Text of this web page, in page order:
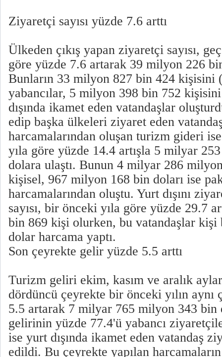
Ziyaretçi sayısı yüzde 7.6 arttı
Ülkeden çıkış yapan ziyaretçi sayısı,
göre yüzde 7.6 artarak 39 milyon 226
Bunların 33 milyon 827 bin 424 kişisini
yabancılar, 5 milyon 398 bin 752
dışında ikamet eden vatandaşlar
edip başka ülkeleri ziyaret eden
harcamalarından oluşan turizm gideri
yıla göre yüzde 14.4 artışla 5 milyar
dolara ulaştı. Bunun 4 milyar 286
kişisel, 967 milyon 168 bin doları ise
harcamalarından oluştu. Yurt dışını
sayısı, bir önceki yıla göre yüzde 29.7
bin 869 kişi olurken, bu vatandaşlar kişi
dolar harcama yaptı.
Son çeyrekte gelir yüzde 5.5 arttı
Turizm geliri ekim, kasım ve aralık
dördüncü çeyrekte bir önceki yılın aynı
5.5 artarak 7 milyar 765 milyon 343
gelirinin yüzde 77.4'ü yabancı
ise yurt dışında ikamet eden vatandaş
edildi. Bu çeyrekte yapılan